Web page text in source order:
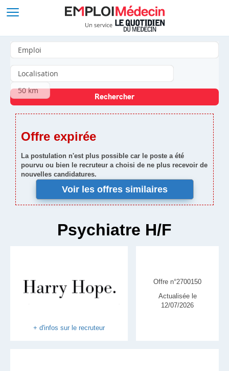
Offre expirée
La postulation n'est plus possible car le poste a été
pourvu ou bien le recruteur a choisi de ne plus recevoir de
nouvelles candidatures.
Voir les offres similaires
Psychiatre H/F
+ d'infos sur le recruteur
Offre n°2700150
Actualisée le
12/07/2026